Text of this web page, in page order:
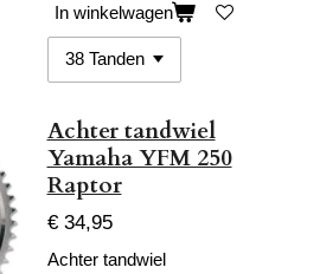
In winkelwagen
Achter tandwiel
Yamaha YFM 250
Raptor
€ 34,95
Achter tandwiel